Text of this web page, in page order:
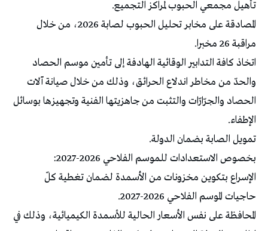
تأهيل مجمعي الحبوب لمراكز التجميع.
المصادقة على مخابر تحليل الحبوب لصابة 2026، من خلال
مراقبة 26 مخبرا.
اتخاذ كافة التدابير الوقائية الهادفة إلى تأمين موسم الحصاد
والحدّ من مخاطر اندلاع الحرائق، وذلك من خلال صيانة آلات
الحصاد والجرّارّات والتثبت من جاهزيتها الفنية وتجهيزها بوسائل
الإطفاء.
تمويل الصابة بضمان الدولة.
بخصوص الاستعدادات للموسم الفلاحي 2026-2027:
الإسراع بتكوين مخزونات من الأسمدة لضمان تغطية كلّ
حاجيات الموسم الفلاحي 2026-2027.
المحافظة على نفس الأسعار الحالية للأسمدة الكيميائية، وذلك في